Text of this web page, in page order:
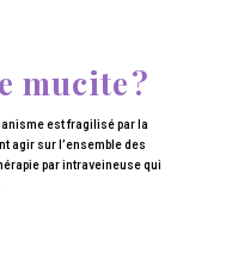
mucite ?
est fragilisé par la
agir sur l’ensemble des
par intraveineuse qui